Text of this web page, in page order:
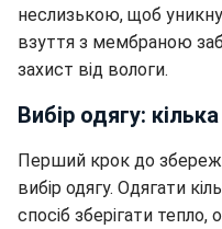
неслизькою, щоб
взуття з мембраною
захист від вологи.
Вибір одягу:
Перший крок до
вибір одягу. Одягати
спосіб зберігати тепло,